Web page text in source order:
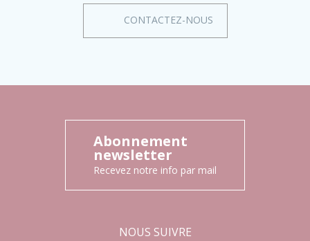
CONTACTEZ-NOUS
Abonnement
newsletter
Recevez notre info par mail
NOUS SUIVRE